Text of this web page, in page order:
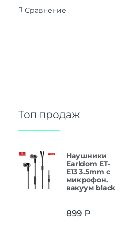
Сравнение
Топ продаж
Наушники
Earldom ET-
E13 3.5mm с
микрофон.
вакуум black
899₽